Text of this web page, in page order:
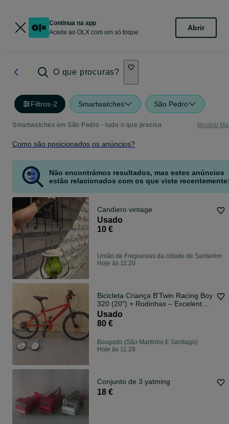
Continua na app
Acede ao OLX com um só toque
Abrir
O que procuras?
Filtros·2 Smartwatches São Pedro
Smartwatches em São Pedro - tudo o que precisa Mostrar
Como são posicionados os anúncios?
Não encontrámos resultados, mas estes anúncios
estão relacionados com os que viste
Candiero vintage
Usado
10 €
União de Freguesias da cidade de Santarém
Hoje às 11:20
Bicicleta Criança B'Twin Racing Boy
320 (20") + Rodinhas – Excelente
Estado!
Usado
80 €
Bougado (São Martinho E Santiago)
Hoje às 11:28
Conjunto de 3 yatming
18 €